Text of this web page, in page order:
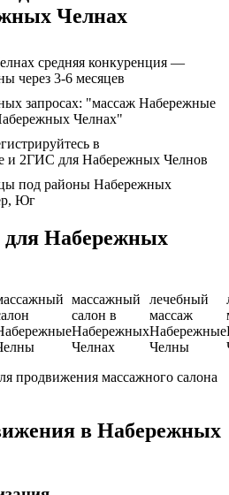
Челнах
средняя конкуренция —
через 3-6 месяцев
запросах: "массаж Набережные
Челнах"
в
и 2ГИС для Набережных Челнов
под районы Набережных
Юг
Набережных
массажный
салон в
Набережных
Челнах
лечебный
массаж
Набережные
Челны
продвижения массажного салона
в Набережных